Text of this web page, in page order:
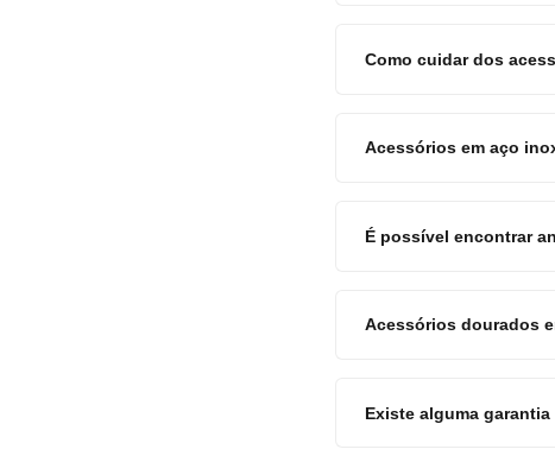
Como cuidar dos
Acessórios em aço
É possível encontrar
Acessórios dourados
Existe alguma